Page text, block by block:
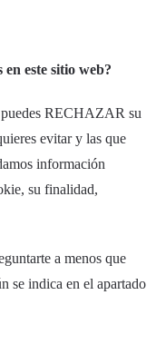
este sitio web?
puedes RECHAZAR su
evitar y las que
información
su finalidad,
a menos que
se indica en el apartado